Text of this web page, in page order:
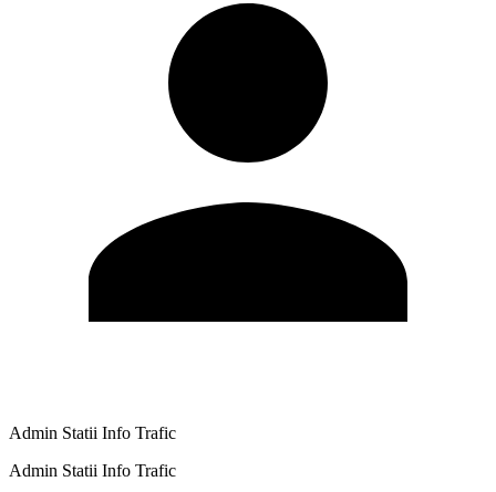
Admin Statii Info Trafic
Admin Statii Info Trafic